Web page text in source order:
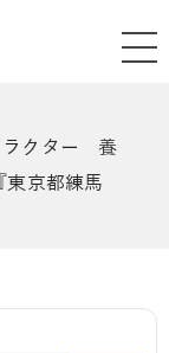
ラクター 養
東京都練馬